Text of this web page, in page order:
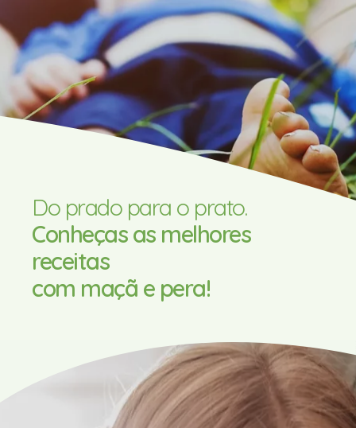
Do prado para o prato.
Conheças as melhores
receitas
com maçã e pera!